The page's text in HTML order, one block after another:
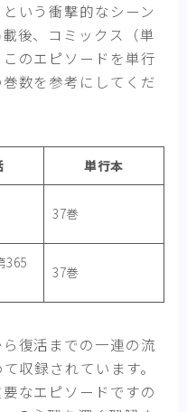
いう衝撃的なシーン
後、コミックス（単
のエピソードを単行
数を参考にしてくだ
単行本
37巻
365
37巻
復活までの一連の流
収録されています。
なエピソードですの